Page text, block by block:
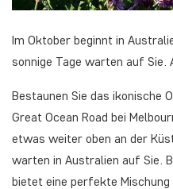
Im Oktober beginnt in
sonnige Tage warten auf Sie.
Bestaunen Sie das ikonische
Great Ocean Road bei
etwas weiter oben an der
warten in Australien auf Sie.
bietet eine perfekte Mischung